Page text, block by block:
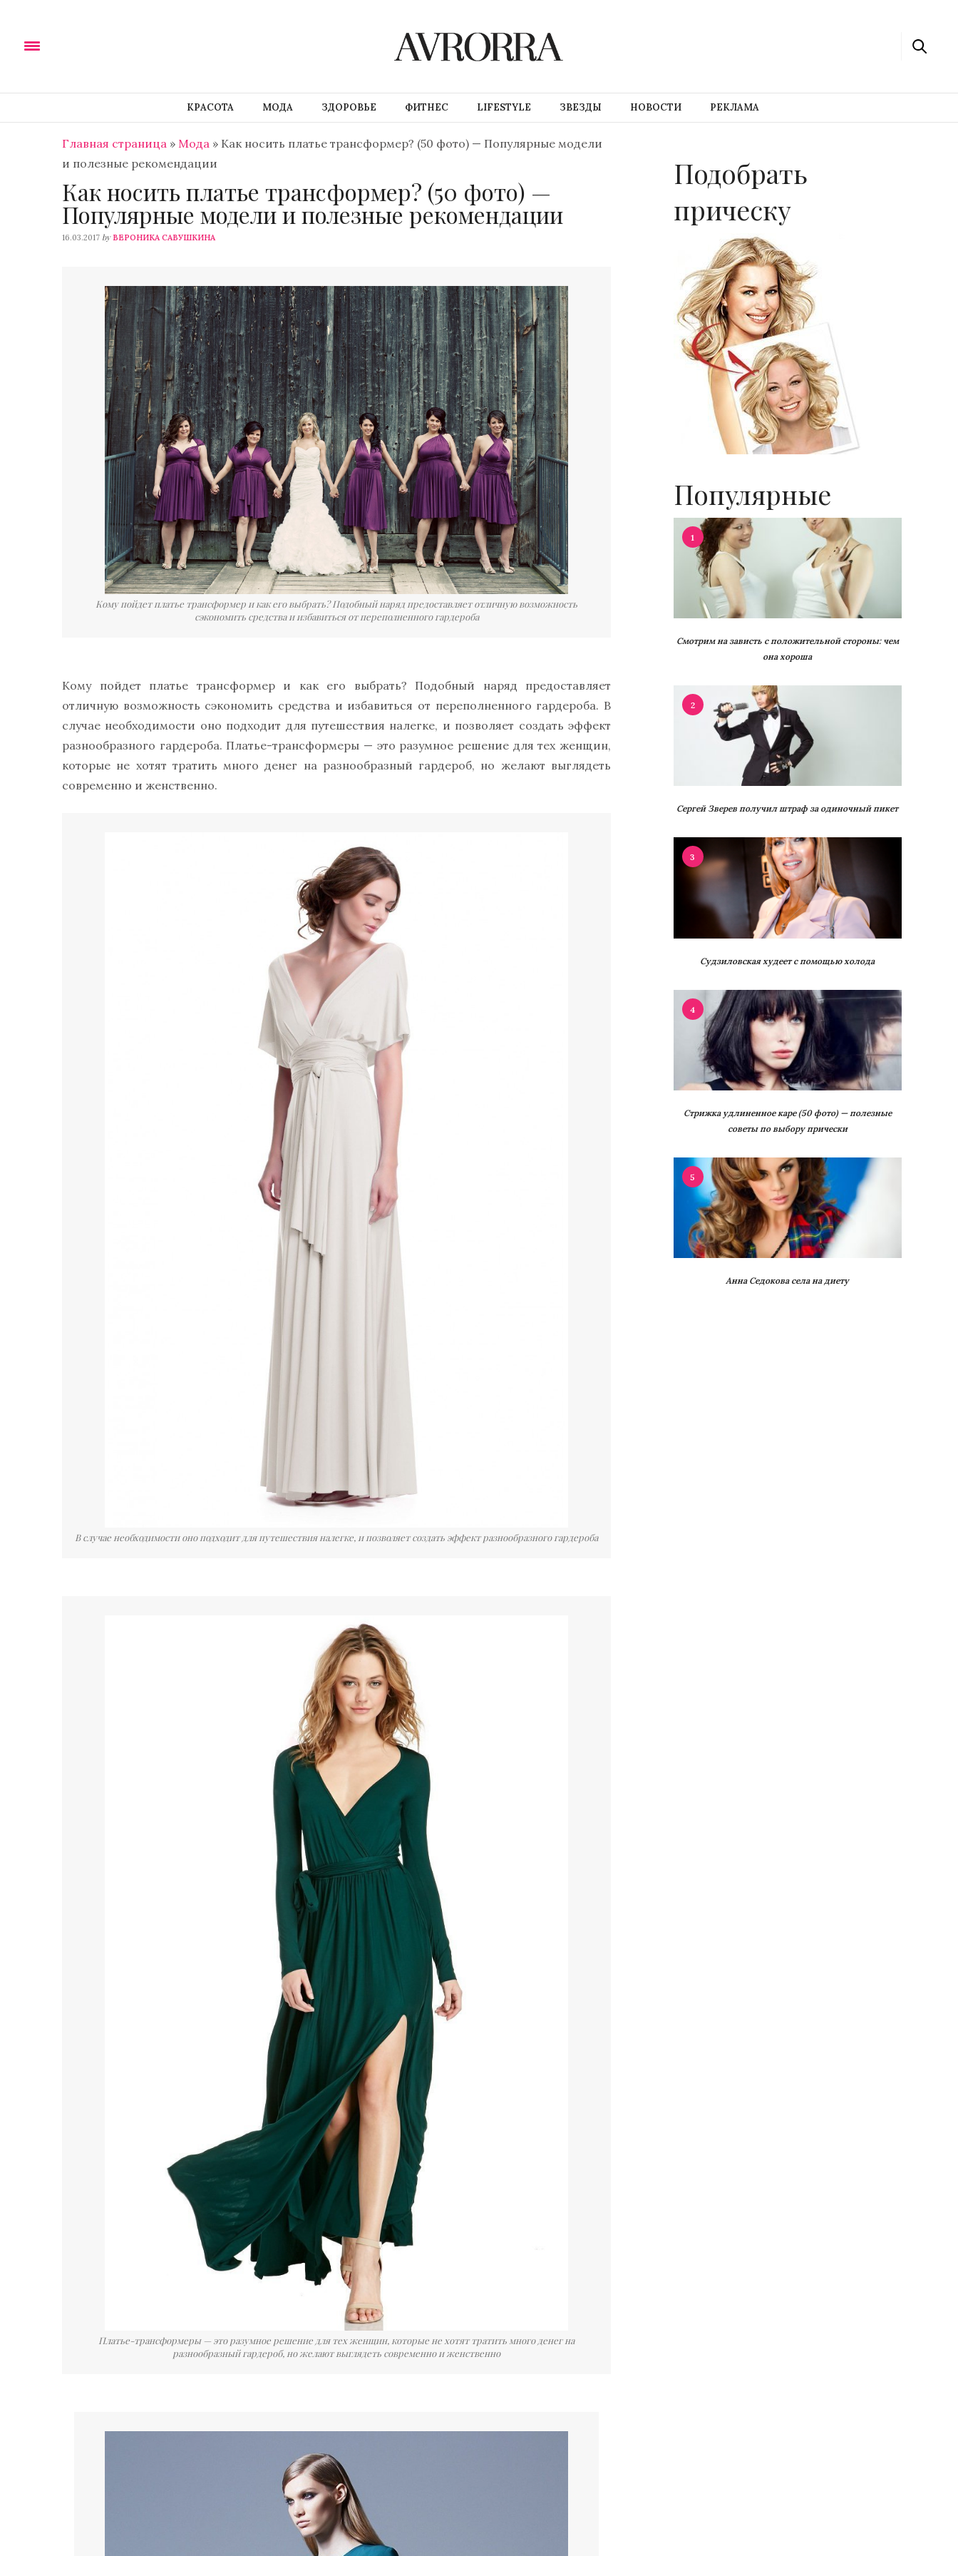
КРАСОТА МОДА ЗДОРОВЬЕ ФИТНЕС LIFESTYLE ЗВЕЗДЫ НОВОСТИ РЕКЛАМА
Главная страница » Мода » Как носить платье трансформер? (50 фото) — Популярные модели
и полезные рекомендации
Как носить платье трансформер? (50 фото) —
Популярные модели и полезные рекомендации
16.03.2017 by ВЕРОНИКА САВУШКИНА
Кому пойдет платье трансформер и как его выбрать? Подобный наряд предоставляет отличную возможность
сэкономить средства и избавиться от переполненного гардероба
Кому пойдет платье трансформер и как его выбрать? Подобный наряд предоставляет
отличную возможность сэкономить средства и избавиться от переполненного гардероба. В
случае необходимости оно подходит для путешествия налегке, и позволяет создать эффект
разнообразного гардероба. Платье-трансформеры — это разумное решение для тех женщин,
которые не хотят тратить много денег на разнообразный гардероб, но желают выглядеть
современно и женственно.
В случае необходимости оно подходит для путешествия налегке, и позволяет создать эффект разнообразного гардероба
Платье-трансформеры — это разумное решение для тех женщин, которые не хотят тратить много денег на
разнообразный гардероб, но желают выглядеть современно и женственно
Подобрать
прическу
Популярные
1
Смотрим на зависть с положительной стороны: чем
она хороша
2
Сергей Зверев получил штраф за одиночный пикет
3
Судзиловская худеет с помощью холода
4
Стрижка удлиненное каре (50 фото) — полезные
советы по выбору прически
5
Анна Седокова села на диету